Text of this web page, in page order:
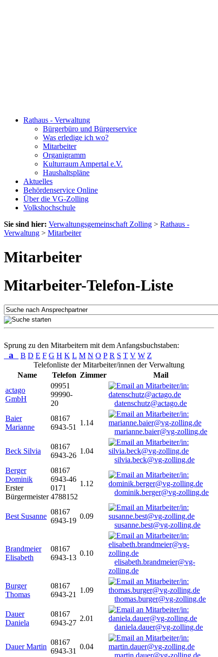
Rathaus - Verwaltung
Bürgerbüro und Bürgerservice
Was erledige ich wo?
Mitarbeiter
Organigramm
Kulturraum Ampertal e.V.
Haushaltspläne
Aktuelles
Behördenservice Online
Über die VG-Zolling
Volkshochschule
Sie sind hier: Verwaltungsgemeinschaft Zolling > Rathaus -
Verwaltung > Mitarbeiter
Mitarbeiter
Mitarbeiter-Telefon-Liste
Sprung zu den Mitarbeitern mit dem Anfangsbuchstaben:
a B D E F G H K L M N O P R S T V W Z
Telefonliste der Mitarbeiter/innen der Verwaltung
Name
Telefon Zimmer
Mail
actago
GmbH
09951
99990-
20
datenschutz@actago.de
Baier
Marianne
08167
6943-51
1.14
marianne.baier@vg-zolling.de
Beck Silvia
08167
6943-26
1.04
silvia.beck@vg-zolling.de
Berger
Dominik
Erster
Bürgermeister
08167
6943-46
0171
4788152
1.12
dominik.berger@vg-zolling.de
Best Susanne
08167
6943-19
0.09
susanne.best@vg-zolling.de
Brandmeier
Elisabeth
08167
6943-13
0.10
elisabeth.brandmeier@vg-
zolling.de
Burger
Thomas
08167
6943-21
1.09
thomas.burger@vg-zolling.de
Dauer
Daniela
08167
6943-27
2.01
daniela.dauer@vg-zolling.de
Dauer Martin
08167
6943-31
0.04